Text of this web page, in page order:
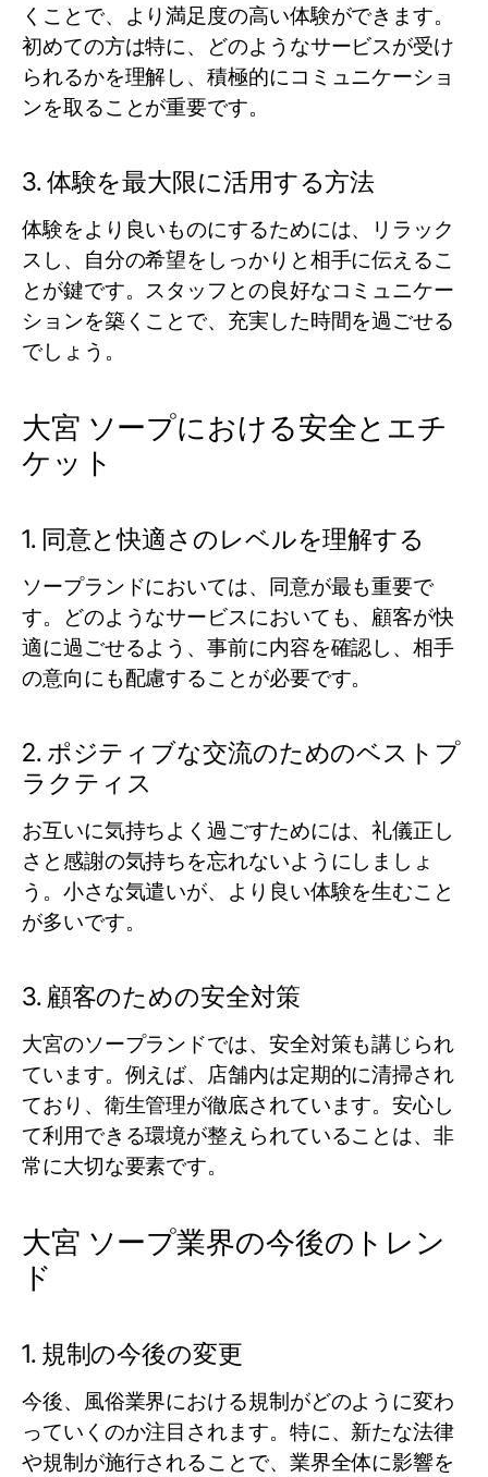
くことで、より満足度の高い体験ができます。
初めての方は特に、どのようなサービスが受け
られるかを理解し、積極的にコミュニケーショ
ンを取ることが重要です。
3. 体験を最大限に活用する方法
体験をより良いものにするためには、リラック
スし、自分の希望をしっかりと相手に伝えるこ
とが鍵です。スタッフとの良好なコミュニケー
ションを築くことで、充実した時間を過ごせる
でしょう。
大宮 ソープにおける安全とエチ
ケット
1. 同意と快適さのレベルを理解する
ソープランドにおいては、同意が最も重要で
す。どのようなサービスにおいても、顧客が快
適に過ごせるよう、事前に内容を確認し、相手
の意向にも配慮することが必要です。
2. ポジティブな交流のためのベストプ
ラクティス
お互いに気持ちよく過ごすためには、礼儀正し
さと感謝の気持ちを忘れないようにしましょ
う。小さな気遣いが、より良い体験を生むこと
が多いです。
3. 顧客のための安全対策
大宮のソープランドでは、安全対策も講じられ
ています。例えば、店舗内は定期的に清掃され
ており、衛生管理が徹底されています。安心し
て利用できる環境が整えられていることは、非
常に大切な要素です。
大宮 ソープ業界の今後のトレン
ド
1. 規制の今後の変更
今後、風俗業界における規制がどのように変わ
っていくのか注目されます。特に、新たな法律
や規制が施行されることで、業界全体に影響を